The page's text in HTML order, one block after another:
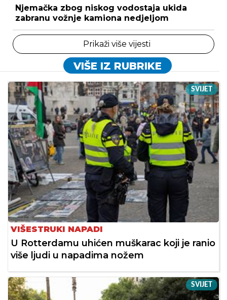
Njemačka zbog niskog vodostaja ukida
zabranu vožnje kamiona nedjeljom
Prikaži više vijesti
VIŠE IZ RUBRIKE
SVIJET
VIŠESTRUKI NAPADI
U Rotterdamu uhićen muškarac koji je ranio
više ljudi u napadima nožem
SVIJET